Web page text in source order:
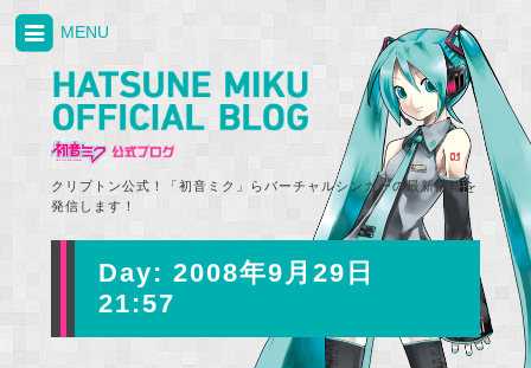
クリプトン公式！「初音ミク」らバーチャルシンガーの最新情報を
発信します！
MENU
Day: 2008年9月29日
21:57